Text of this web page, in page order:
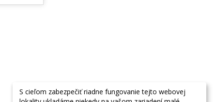
S cieľom zabezpečiť riadne fungovanie tejto webovej